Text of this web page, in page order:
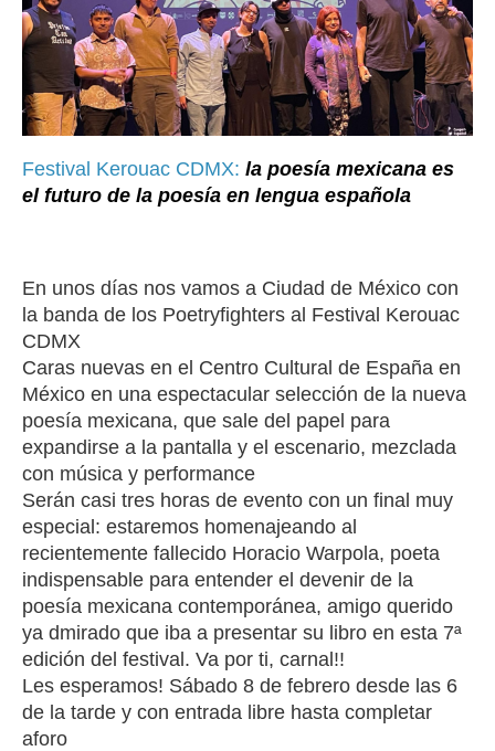
Festival Kerouac CDMX: la poesía mexicana es
el futuro de la poesía en lengua española
En unos días nos vamos a Ciudad de México con
la banda de los Poetryfighters al Festival Kerouac
CDMX
Caras nuevas en el Centro Cultural de España en
México en una espectacular selección de la nueva
poesía mexicana, que sale del papel para
expandirse a la pantalla y el escenario, mezclada
con música y performance
Serán casi tres horas de evento con un final muy
especial: estaremos homenajeando al
recientemente fallecido Horacio Warpola, poeta
indispensable para entender el devenir de la
poesía mexicana contemporánea, amigo querido
ya dmirado que iba a presentar su libro en esta 7ª
edición del festival. Va por ti, carnal!!
Les esperamos! Sábado 8 de febrero desde las 6
de la tarde y con entrada libre hasta completar
aforo